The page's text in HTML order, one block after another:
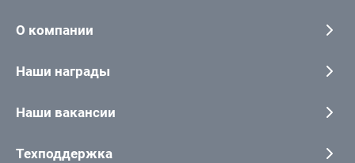
О компании
Наши награды
Наши вакансии
Техподдержка